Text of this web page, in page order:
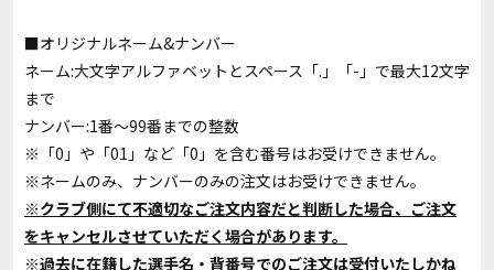
■オリジナルネーム&ナンバー
ネーム:大文字アルファベットとスペース「.」「-」で最大12文字
まで
ナンバー:1番〜99番までの整数
※「0」や「01」など「0」を含む番号はお受けできません。
※ネームのみ、ナンバーのみの注文はお受けできません。
※クラブ側にて不適切なご注文内容だと判断した場合、ご注文
をキャンセルさせていただく場合があります。
※過去に在籍した選手名・背番号でのご注文は受付いたしかね